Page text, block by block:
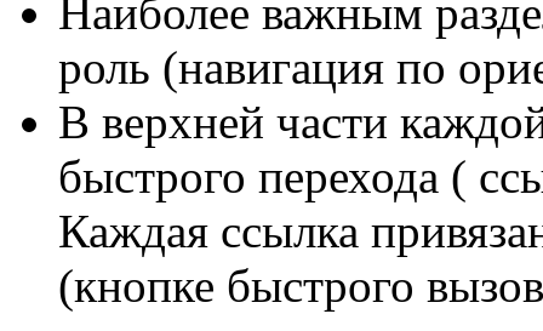
Наиболее важным
роль (навигация по
В верхней части
быстрого перехода (
Каждая ссылка
(кнопке быстрого